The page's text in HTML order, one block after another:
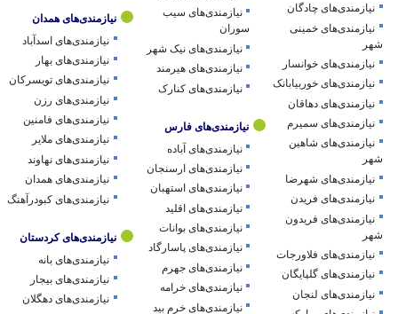
نیازمندی‌های چادگان
نیازمندی‌های خمینی
شهر
نیازمندی‌های خوانسار
نیازمندی‌های خوربیابانک
نیازمندی‌های دهاقان
نیازمندی‌های سمیرم
نیازمندی‌های شاهین
شهر
نیازمندی‌های شهرضا
نیازمندی‌های فریدن
نیازمندی‌های فریدون
شهر
نیازمندی‌های فلاورجات
نیازمندی‌های گلپایگان
نیازمندی‌های لنجان
نیازمندی‌های سیب
سوران
نیازمندی‌های نیک شهر
نیازمندی‌های هیرمند
نیازمندی‌های کنارک
نیازمندی‌های فارس
نیازمندی‌های آباده
نیازمندی‌های ارسنجان
نیازمندی‌های استهبان
نیازمندی‌های اقلید
نیازمندی‌های بوانات
نیازمندی‌های پاسارگاد
نیازمندی‌های جهرم
نیازمندی‌های خرامه
نیازمندی‌های خرم بید
نیازمندی‌های همدان
نیازمندی‌های اسدآباد
نیازمندی‌های بهار
نیازمندی‌های تویسرکان
نیازمندی‌های رزن
نیازمندی‌های فامنین
نیازمندی‌های ملایر
نیازمندی‌های نهاوند
نیازمندی‌های همدان
نیازمندی‌های کبودرآهنگ
نیازمندی‌های کردستان
نیازمندی‌های بانه
نیازمندی‌های بیجار
نیازمندی‌های دهگلان